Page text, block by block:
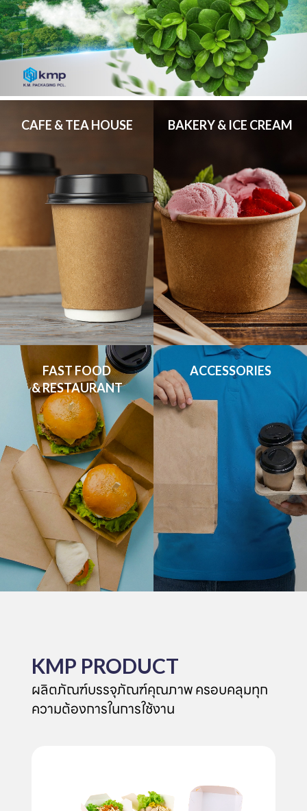
CAFE & TEA HOUSE BAKERY & ICE CREAM
FAST FOOD
& RESTAURANT
ACCESSORIES
KMP PRODUCT
ผลิตภัณฑ์บรรจุภัณฑ์คุณภาพ ครอบคลุมทุก
ความต้องการในการใช้งาน